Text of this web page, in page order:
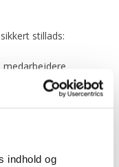
indhold og
stillads:
medarbejdere